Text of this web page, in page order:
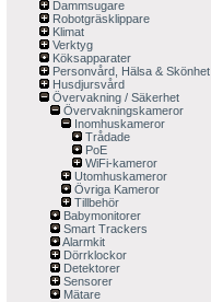
Dammsugare
Robotgräsklippare
Klimat
Verktyg
Köksapparater
Personvård, Hälsa & Skönhet
Husdjursvård
Övervakning / Säkerhet
Övervakningskameror
Inomhuskameror
Trådade
PoE
WiFi-kameror
Utomhuskameror
Övriga Kameror
Tillbehör
Babymonitorer
Smart Trackers
Alarmkit
Dörrklockor
Detektorer
Sensorer
Mätare